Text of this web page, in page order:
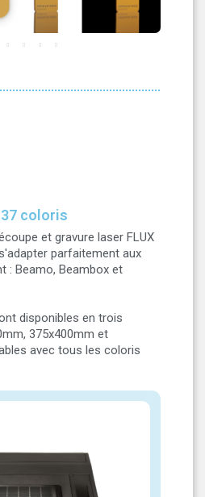
coloris
et gravure laser FLUX
parfaitement aux
: Beamo, Beambox et
disponibles en trois
375x400mm et
avec tous les coloris